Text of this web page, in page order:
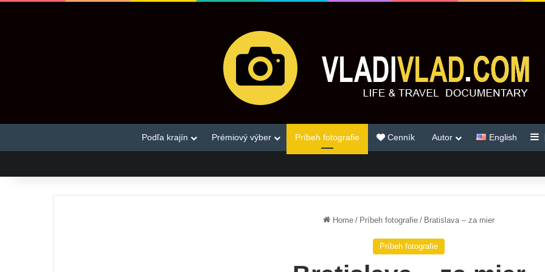
Podľa krajín Prémiový výber Príbeh fotografie Cenník Autor English
Home / Príbeh fotografie / Bratislava – za mier
Príbeh fotografie